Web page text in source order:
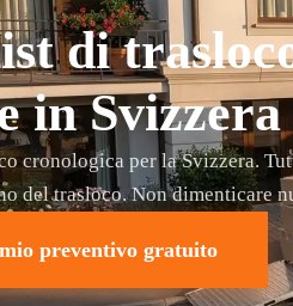
di
in Svizzera
cronologica per la Svizzera.
del trasloco. Non dimenticare
preventivo gratuito